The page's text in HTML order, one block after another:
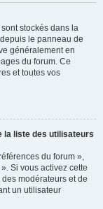
stockés dans la
le panneau de
généralement en
du forum. Ce
et toutes vos
la liste des utilisateurs
du forum »,
Si vous activez cette
modérateurs et de
un utilisateur